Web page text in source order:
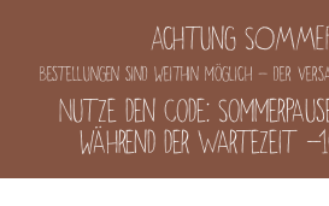
Achtung
Bestellungen sind weithin möglich - der
Nutze den Code:
während der Wartezeit